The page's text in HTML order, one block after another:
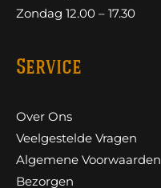
Zondag 12.00 – 17.30
Service
Over Ons
Veelgestelde Vragen
Algemene Voorwaarden
Bezorgen